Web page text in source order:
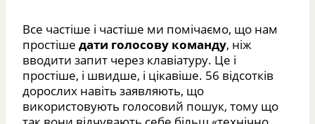
Все частіше і частіше ми помічаємо, що нам
простіше дати голосову команду, ніж
вводити запит через клавіатуру. Це і
простіше, і швидше, і цікавіше. 56 відсотків
дорослих навіть заявляють, що
використовують голосовий пошук, тому що